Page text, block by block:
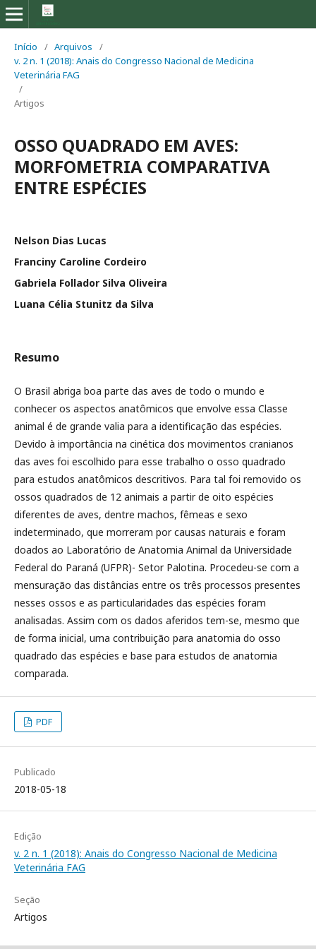
Início / Arquivos
/
v. 2 n. 1 (2018): Anais do Congresso Nacional de Medicina
Veterinária FAG
/
Artigos
OSSO QUADRADO EM AVES:
MORFOMETRIA COMPARATIVA
ENTRE ESPÉCIES
Nelson Dias Lucas
Franciny Caroline Cordeiro
Gabriela Follador Silva Oliveira
Luana Célia Stunitz da Silva
Resumo
O Brasil abriga boa parte das aves de todo o mundo e
conhecer os aspectos anatômicos que envolve essa Classe
animal é de grande valia para a identificação das espécies.
Devido à importância na cinética dos movimentos cranianos
das aves foi escolhido para esse trabalho o osso quadrado
para estudos anatômicos descritivos. Para tal foi removido os
ossos quadrados de 12 animais a partir de oito espécies
diferentes de aves, dentre machos, fêmeas e sexo
indeterminado, que morreram por causas naturais e foram
doados ao Laboratório de Anatomia Animal da Universidade
Federal do Paraná (UFPR)- Setor Palotina. Procedeu-se com a
mensuração das distâncias entre os três processos presentes
nesses ossos e as particularidades das espécies foram
analisadas. Assim com os dados aferidos tem-se, mesmo que
de forma inicial, uma contribuição para anatomia do osso
quadrado das espécies e base para estudos de anatomia
comparada.
PDF
Publicado
2018-05-18
Edição
v. 2 n. 1 (2018): Anais do Congresso Nacional de Medicina
Veterinária FAG
Seção
Artigos